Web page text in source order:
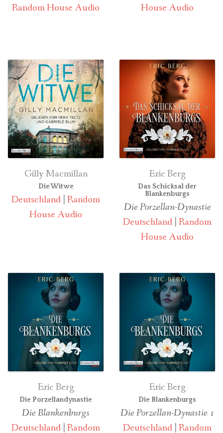
Random House Audio
House Audio
Gilly Macmillan
Die Witwe
Deutschland Random
House Audio
Eric Berg
Das Schicksal der
Blankenburgs
Die Porzellan-Dynastie
Deutschland Random
House Audio
Eric Berg
Die Porzellandynastie
Die Blankenburgs
Deutschland Random
Eric Berg
Die Blankenburgs
Die Porzellan-Dynastie 1
Deutschland Random